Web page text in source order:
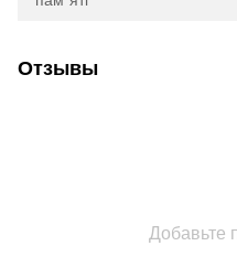
Отзывы
Добавьте